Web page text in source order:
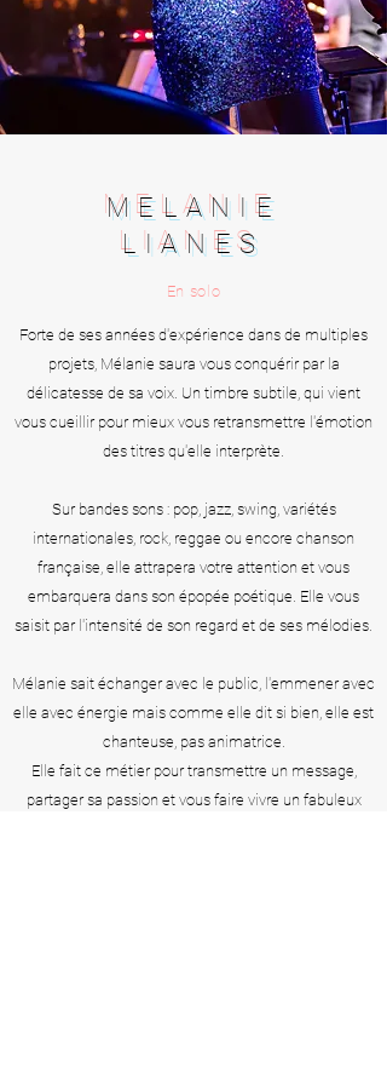
MELANIE
LIANES
En solo
Forte de ses années d'expérience dans de multiples
projets, Mélanie saura vous conquérir par la
délicatesse de sa voix. Un timbre subtile, qui vient
vous cueillir pour mieux vous retransmettre l'émotion
des titres qu'elle interprète.
Sur bandes sons : pop, jazz, swing, variétés
internationales, rock, reggae ou encore chanson
française, elle attrapera votre attention et vous
embarquera dans son épopée poétique. Elle vous
saisit par l'intensité de son regard et de ses mélodies.
Mélanie sait échanger avec le public, l'emmener avec
elle avec énergie mais comme elle dit si bien, elle est
chanteuse, pas animatrice.
Elle fait ce métier pour transmettre un message,
partager sa passion et vous faire vivre un fabuleux